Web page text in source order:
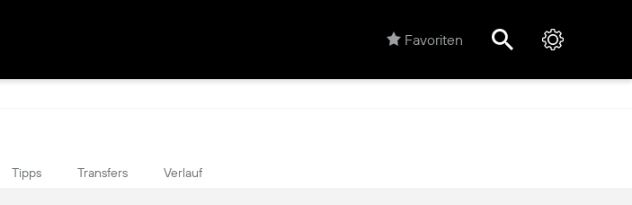
Favoriten
Tipps Transfers Verlauf